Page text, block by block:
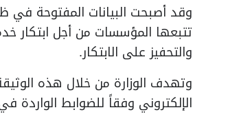
وقد أصبحت البيانات المفتوحة في
تتبعها المؤسسات من أجل ابتكار
والتحفيز على الابتكار.
وتهدف الوزارة من خلال هذه
الإلكتروني وفقاً للضوابط الواردة